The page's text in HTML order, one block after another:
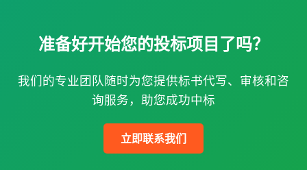
准备好开始您的投标项目了吗？
我们的专业团队随时为您提供标书代写、审核和咨
询服务，助您成功中标
立即联系我们